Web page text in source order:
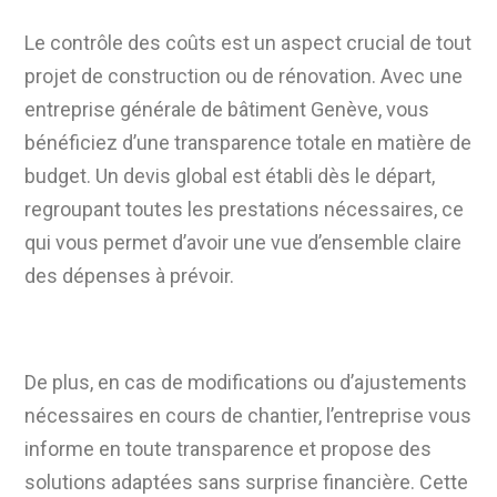
Le contrôle des coûts est un aspect crucial de tout
projet de construction ou de rénovation. Avec une
entreprise générale de bâtiment Genève, vous
bénéficiez d’une transparence totale en matière de
budget. Un devis global est établi dès le départ,
regroupant toutes les prestations nécessaires, ce
qui vous permet d’avoir une vue d’ensemble claire
des dépenses à prévoir.
De plus, en cas de modifications ou d’ajustements
nécessaires en cours de chantier, l’entreprise vous
informe en toute transparence et propose des
solutions adaptées sans surprise financière. Cette